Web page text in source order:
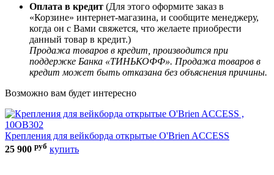
Оплата в кредит (Для этого оформите заказ в
«Корзине» интернет-магазина, и сообщите менеджеру,
когда он с Вами свяжется, что желаете приобрести
данный товар в кредит.)
Продажа товаров в кредит, производится при
поддержке Банка «ТИНЬКОФФ». Продажа товаров в
кредит может быть отказана без объяснения причины.
Возможно вам будет интересно
Крепления для вейкборда открытые O'Brien ACCESS
25 900 руб купить